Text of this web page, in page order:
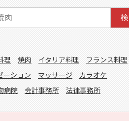
理 焼肉 イタリア料理
フランス料理
ーション マッサージ
カラオケ
病院 会計事務所 法律事務所